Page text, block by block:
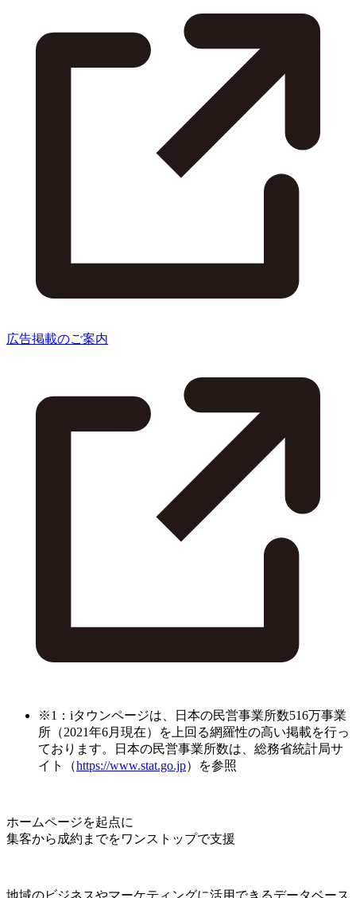
広告掲載のご案内
※1：iタウンページは、日本の民営事業所数516万事業
所（2021年6月現在）を上回る網羅性の高い掲載を行っ
ております。日本の民営事業所数は、総務省統計局サ
イト（https://www.stat.go.jp）を参照
ホームページを起点に
集客から成約までをワンストップで支援
地域のビジネスやマーケティングに活用できるデータベース